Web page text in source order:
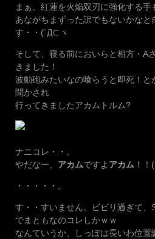
まぁ、紅蓮を火焔双刃に強化する手
あながちまずった訳でもないかなと
す・・(´Д⊂ヽ
そして、寝る前においらと相方・A
きました！
波動砲みたいなの喰らうと即死！と
聞かされ
行ってきましたアカムトルム?
ナニコレ・・。
やだなー、 アカムですよ アカム ！
・・・・・。
す・・すいません。ビビリ過ぎて、
でまともなのコレしかｗｗ
なんていうか、しっぽは長いわ位